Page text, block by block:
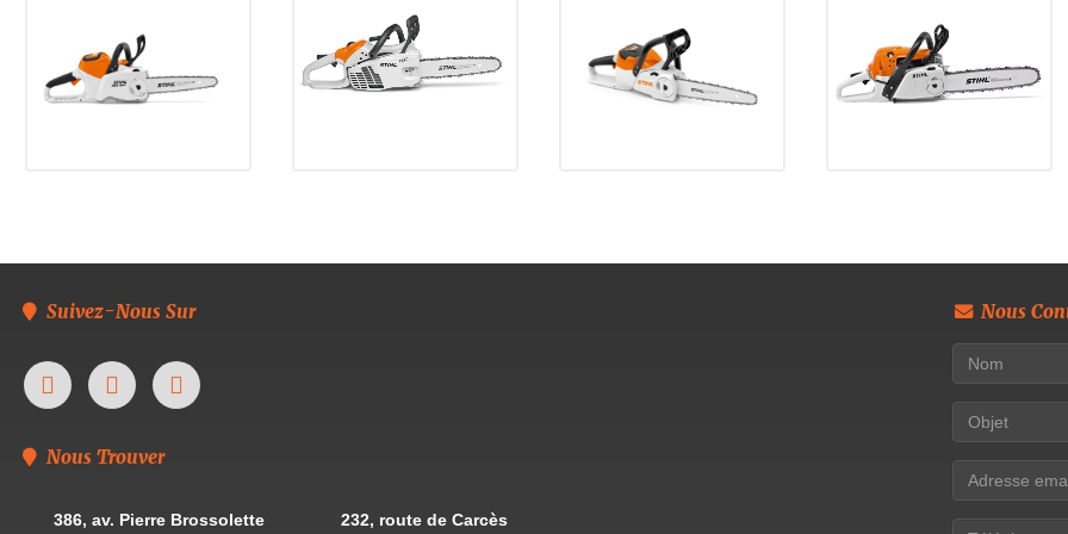
Suivez-Nous Sur
Nous Trouver
386, av. Pierre Brossolette
232, route de Carcès
Nous